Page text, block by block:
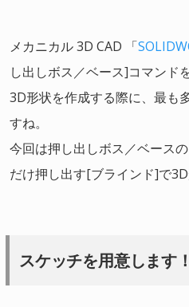
メカニカル 3D CAD 「
し出しボス／ベース]コマンド
3D形状を作成する際に、最も
すね。
今回は押し出しボス／ベース
だけ押し出す[ブラインド]で
スケッチを用意します！